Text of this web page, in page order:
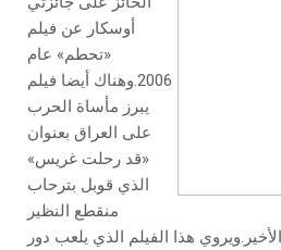
أوسكار عن فيلم
«تحطم» عام
2006.وهناك أيضا فيلم
يبرز مأساة الحرب
على العراق بعنوان
«قد رحلت غريس»
الذي قوبل بترحاب
منقطع النظير
هذا الفيلم الذي يلعب دور